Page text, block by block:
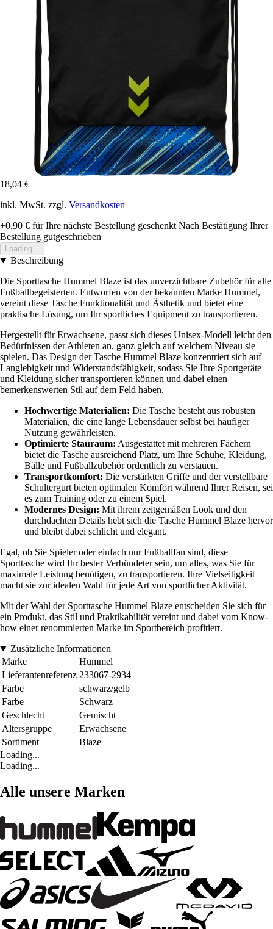
18,04 €
inkl. MwSt. zzgl. Versandkosten
+0,90 € für Ihre nächste Bestellung geschenkt Nach Bestätigung Ihrer
Bestellung gutgeschrieben
Loading...
Beschreibung
Die Sporttasche Hummel Blaze ist das unverzichtbare Zubehör für alle
Fußballbegeisterten. Entworfen von der bekannten Marke Hummel,
vereint diese Tasche Funktionalität und Ästhetik und bietet eine
praktische Lösung, um Ihr sportliches Equipment zu transportieren.
Hergestellt für Erwachsene, passt sich dieses Unisex-Modell leicht den
Bedürfnissen der Athleten an, ganz gleich auf welchem Niveau sie
spielen. Das Design der Tasche Hummel Blaze konzentriert sich auf
Langlebigkeit und Widerstandsfähigkeit, sodass Sie Ihre Sportgeräte
und Kleidung sicher transportieren können und dabei einen
bemerkenswerten Stil auf dem Feld haben.
Hochwertige Materialien: Die Tasche besteht aus robusten
Materialien, die eine lange Lebensdauer selbst bei häufiger
Nutzung gewährleisten.
Optimierte Stauraum: Ausgestattet mit mehreren Fächern
bietet die Tasche ausreichend Platz, um Ihre Schuhe, Kleidung,
Bälle und Fußballzubehör ordentlich zu verstauen.
Transportkomfort: Die verstärkten Griffe und der verstellbare
Schultergurt bieten optimalen Komfort während Ihrer Reisen, sei
es zum Training oder zu einem Spiel.
Modernes Design: Mit ihrem zeitgemäßen Look und den
durchdachten Details hebt sich die Tasche Hummel Blaze hervor
und bleibt dabei schlicht und elegant.
Egal, ob Sie Spieler oder einfach nur Fußballfan sind, diese
Sporttasche wird Ihr bester Verbündeter sein, um alles, was Sie für
maximale Leistung benötigen, zu transportieren. Ihre Vielseitigkeit
macht sie zur idealen Wahl für jede Art von sportlicher Aktivität.
Mit der Wahl der Sporttasche Hummel Blaze entscheiden Sie sich für
ein Produkt, das Stil und Praktikabilität vereint und dabei vom Know-
how einer renommierten Marke im Sportbereich profitiert.
Zusätzliche Informationen
Marke
Hummel
Lieferantenreferenz 233067-2934
Farbe
schwarz/gelb
Farbe
Schwarz
Geschlecht
Gemischt
Altersgruppe
Erwachsene
Sortiment
Blaze
Loading...
Loading...
Alle unsere Marken